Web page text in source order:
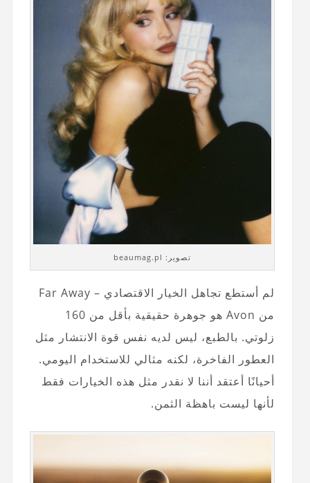
تصوير: beaumag.pl
لم أستطع تجاهل الخيار الاقتصادي – Far Away
من Avon هو جوهرة حقيقية بأقل من 160
زلوتي. بالطبع، ليس لديه نفس قوة الانتشار مثل
العطور الفاخرة، لكنه مثالي للاستخدام اليومي.
أحيانًا أعتقد أننا لا نقدر مثل هذه الخيارات فقط
لأنها ليست باهظة الثمن.